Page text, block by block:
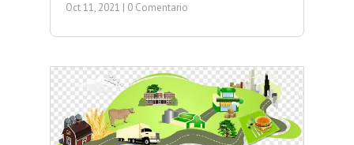
Oct 11, 2021 | 0 Comentario